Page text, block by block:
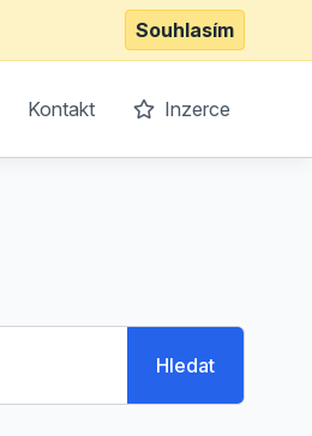
Souhlasím
Kontakt Inzerce
Hledat